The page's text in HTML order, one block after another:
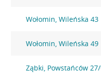
Wołomin, Wileńska 43
Wołomin, Wileńska 49
Ząbki, Powstańców